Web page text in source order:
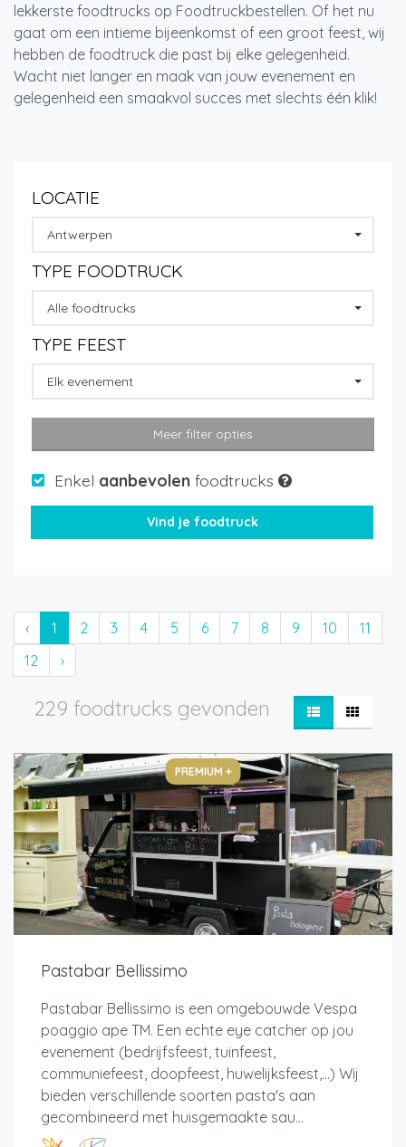
lekkerste foodtrucks op Foodtruckbestellen. Of het nu
gaat om een intieme bijeenkomst of een groot feest, wij
hebben de foodtruck die past bij elke gelegenheid.
Wacht niet langer en maak van jouw evenement en
gelegenheid een smaakvol succes met slechts één klik!
LOCATIE
Antwerpen
TYPE FOODTRUCK
Alle foodtrucks
TYPE FEEST
Elk evenement
Meer filter opties
Enkel aanbevolen foodtrucks
‹ 1 2 3 4 5 6 7 8 9 10
11
12
›
229 foodtrucks gevonden
PREMIUM +
Pastabar Bellissimo
Pastabar Bellissimo is een omgebouwde Vespa
poaggio ape TM. Een echte eye catcher op jou
evenement (bedrijfsfeest, tuinfeest,
communiefeest, doopfeest, huwelijksfeest,...) Wij
bieden verschillende soorten pasta's aan
gecombineerd met huisgemaakte sau...